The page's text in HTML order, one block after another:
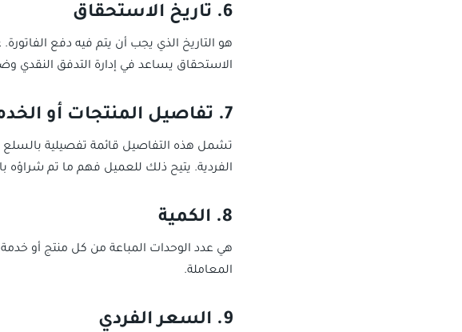
6. تاريخ الاستحقاق
الاستحقاق يساعد في إدارة التدفق
7. تفاصيل المنتجات أو الخدمات
تشمل هذه التفاصيل قائمة تفصيلية بالسلع
الفردية. يتيح ذلك للعميل فهم ما تم شراؤه
8. الكمية
هي عدد الوحدات المباعة من كل منتج أو
المعاملة.
9. السعر الفردي